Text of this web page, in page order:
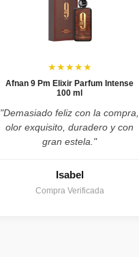
★★★★★
Afnan 9 Pm Elixir Parfum Intense
100 ml
"Demasiado feliz con la compra,
olor exquisito, duradero y con
gran estela."
Isabel
Compra Verificada